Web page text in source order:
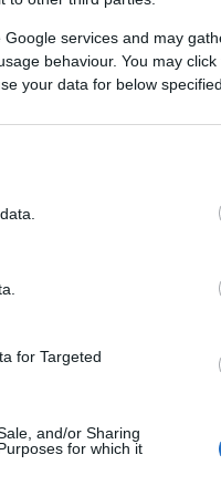
services and may
behaviour. You may
your data for below
for Targeted
and/or Sharing
for which it
fel a
23:50